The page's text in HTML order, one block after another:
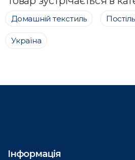
Домашній текстиль
Україна
Інформація